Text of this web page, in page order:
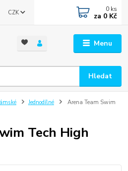
Menu
CZK
Hledat
0 ks
za 0 Kč
Jednodílné
Arena Team Swim
Tech High